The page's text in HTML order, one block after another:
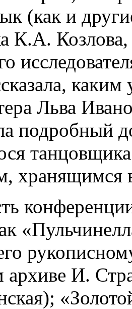
(как и
К.А. Козлова,
каким
Льва
подробный
архиве И.